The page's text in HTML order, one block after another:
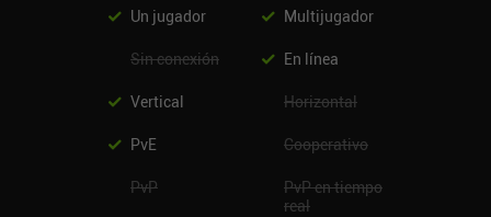
Un jugador Multijugador
Sin conexión En línea
Vertical Horizontal
PvE Cooperativo
PvP
PvP en tiempo
real